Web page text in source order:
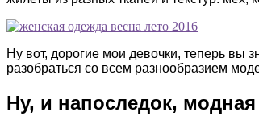
Ну вот, дорогие мои девочки, теперь вы
разобраться со всем разнообразием
Ну, и напоследок,